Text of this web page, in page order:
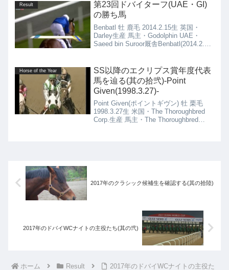
Result
第23回ドバイターフ(UAE・GI)
の勝ち馬
Benbatl 牡 鹿毛 2014.2.15生 英国・
Darley生産 馬主・Godolphin UAE・
Saeed bin Suroor厩舎Benbatl(2014.2.15)
Horse of the Year
SS以降のエクリプス賞年度代表
馬を辿る(其の拾弐)-Point
Given(1998.3.27)-
Point Given(ポイントギヴン) 牡 栗毛
1998.3.27生 米国・The Thoroughbred
Corp.生産 馬主・The Thoroughbred
2017年のクラシック候補生を確認する(其の拾陸)
2017年のドバイWCナイトの主役たち(其の弐)
ホーム Result 2017年のドバイWCナイトの主役た